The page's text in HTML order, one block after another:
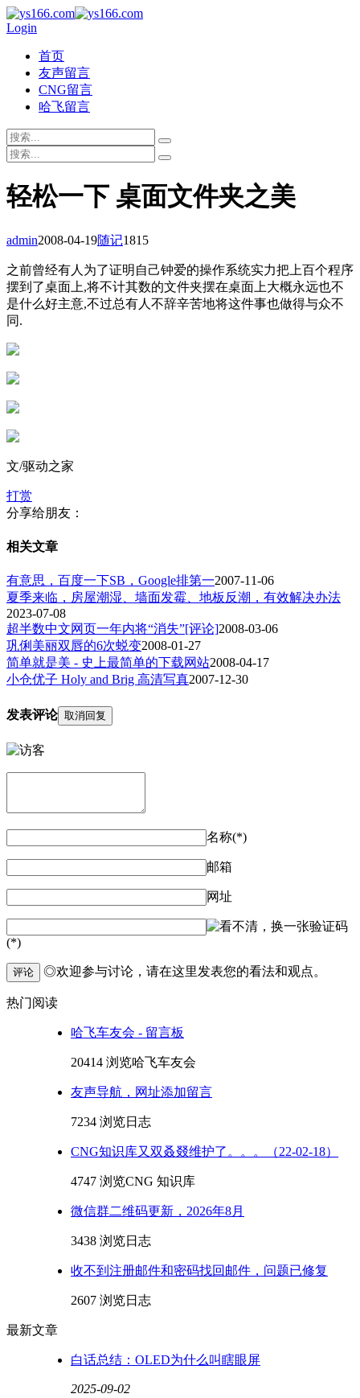
Login
首页
友声留言
CNG留言
哈飞留言
轻松一下 桌面文件夹之美
admin2008-04-19随记1815
之前曾经有人为了证明自己钟爱的操作系统实力把上百个程序
摆到了桌面上,将不计其数的文件夹摆在桌面上大概永远也不
是什么好主意,不过总有人不辞辛苦地将这件事也做得与众不
同.
文/驱动之家
打赏
分享给朋友：
相关文章
有意思，百度一下SB，Google排第一2007-11-06
夏季来临，房屋潮湿、墙面发霉、地板反潮，有效解决办法
2023-07-08
超半数中文网页一年内将“消失”[评论]2008-03-06
巩俐美丽双唇的6次蜕变2008-01-27
简单就是美 - 史上最简单的下载网站2008-04-17
小仓优子 Holy and Brig 高清写真2007-12-30
发表评论 取消回复
名称(*)
邮箱
网址
验证码
(*)
评论 ◎欢迎参与讨论，请在这里发表您的看法和观点。
热门阅读
哈飞车友会 - 留言板
20414 浏览哈飞车友会
友声导航，网址添加留言
7234 浏览日志
CNG知识库又双叒叕维护了。。。（22-02-18）
4747 浏览CNG 知识库
微信群二维码更新，2026年8月
3438 浏览日志
收不到注册邮件和密码找回邮件，问题已修复
2607 浏览日志
最新文章
白话总结：OLED为什么叫瞎眼屏
2025-09-02